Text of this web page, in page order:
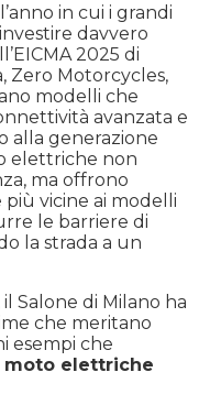
in cui i grandi
davvero
2025 di
Zero Motorcycles,
modelli che
avanzata e
alla generazione
elettriche non
ma offrono
vicine ai modelli
le barriere di
la strada a un
Salone di Milano ha
che meritano
esempi che
moto elettriche